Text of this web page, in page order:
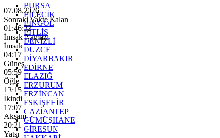
BURSA
BİLECİK
BİNGÖL
BİTLİS
DENİZLİ
DÜZCE
DİYARBAKIR
EDİRNE
ELAZIĞ
ERZURUM
ERZİNCAN
ESKİŞEHİR
GAZİANTEP
GÜMÜŞHANE
GİRESUN
07.08.2026
Sonraki Vakte Kalan
01:46:31
İmsak Namazı
İmsak
04:17
Güneş
05:59
Öğle
13:15
İkindi
17:07
Akşam
20:21
Yatsı